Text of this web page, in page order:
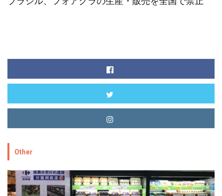
Other